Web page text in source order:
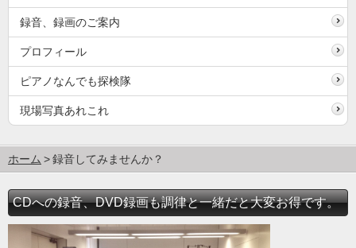
録音、録画のご案内
プロフィール
ピアノなんでも探検隊
現場写真あれこれ
ホーム 録音してみませんか？
CDへの録音、DVD録画も調律と一緒だと大変お得です。